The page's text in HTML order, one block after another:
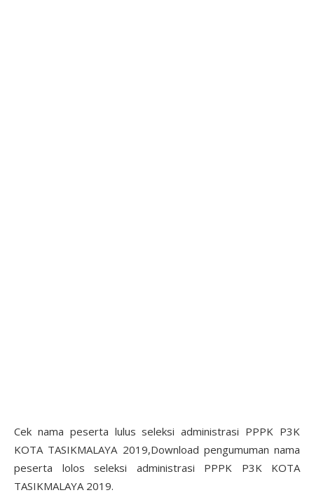
Cek nama peserta lulus seleksi administrasi PPPK P3K
KOTA TASIKMALAYA 2019,Download pengumuman nama
peserta lolos seleksi administrasi PPPK P3K KOTA
TASIKMALAYA 2019.